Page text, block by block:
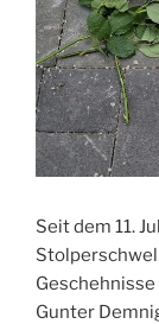
Seit dem 11.
Gunter